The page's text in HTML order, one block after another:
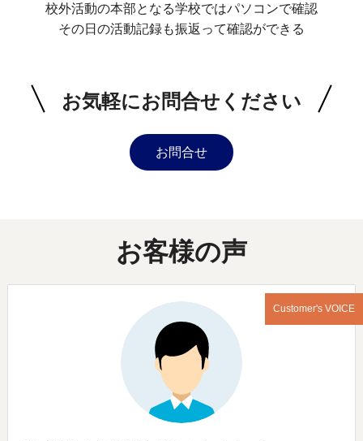
校外活動の本部となる学校ではパソコンで確認
その日の活動記録も振返って確認ができる
お気軽にお問合せください
お問合せ
お客様の声
Customer's VOICE